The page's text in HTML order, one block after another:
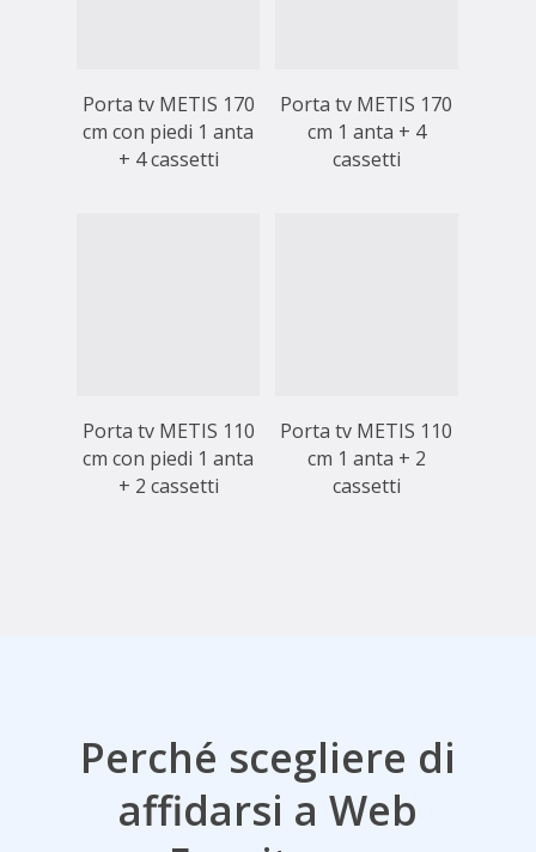
Porta tv METIS 170
cm con piedi 1 anta
+ 4 cassetti
Porta tv METIS 170
cm 1 anta + 4
cassetti
Porta tv METIS 110
cm con piedi 1 anta
+ 2 cassetti
Porta tv METIS 110
cm 1 anta + 2
cassetti
Perché scegliere di
affidarsi a Web